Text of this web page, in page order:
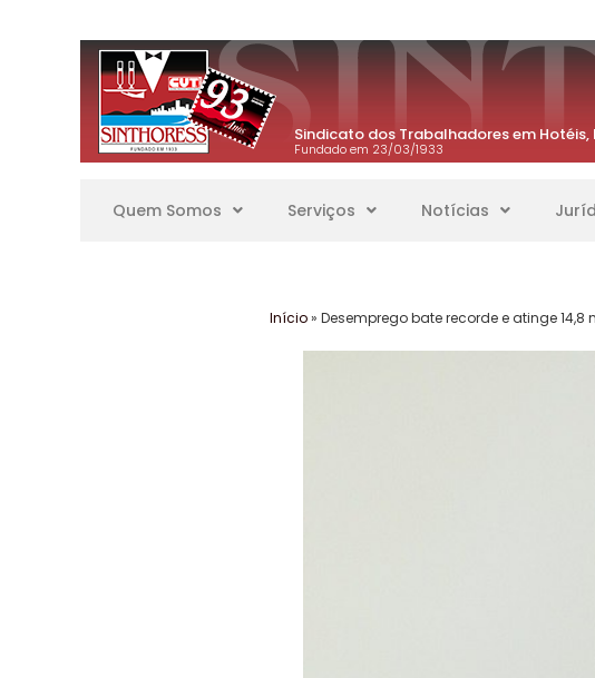
Sindicato dos Trabalhadores em
Fundado em 23/03/1933
Quem Somos Serviços Notícias
Início» Desemprego bate recorde e atinge